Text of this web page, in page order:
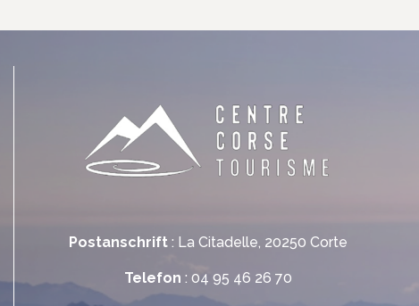
Postanschrift: La Citadelle, 20250 Corte
Telefon : 04 95 46 26 70